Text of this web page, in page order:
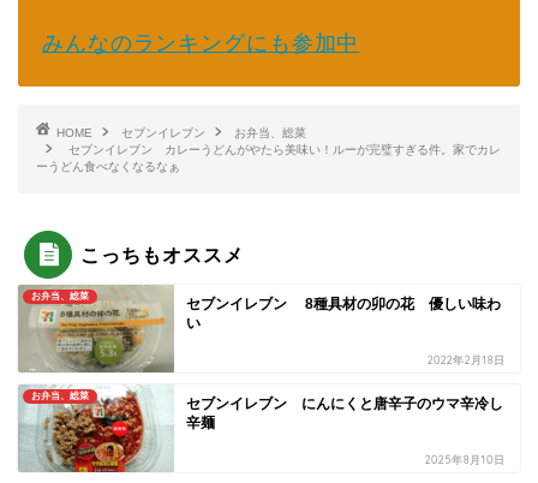
みんなのランキングにも参加中
HOME セブンイレブン
お弁当、総菜
セブンイレブン カレーうどんがやたら美味い！ルーが完璧すぎる件。家でカレ
ーうどん食べなくなるなぁ
こっちもオススメ
お弁当、総菜
セブンイレブン 8種具材の卯の花 優しい味わ
い
2022年2月18日
お弁当、総菜
セブンイレブン にんにくと唐辛子のウマ辛冷し
辛麺
2025年8月10日